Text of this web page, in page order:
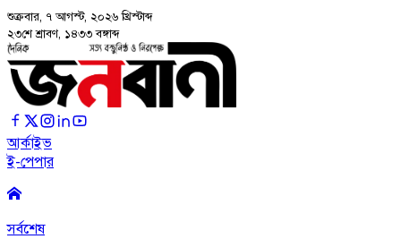
শুক্রবার, ৭ আগস্ট, ২০২৬ খ্রিস্টাব্দ
২৩শে শ্রাবণ, ১৪৩৩ বঙ্গাব্দ
আর্কাইভ
ই-পেপার
সর্বশেষ